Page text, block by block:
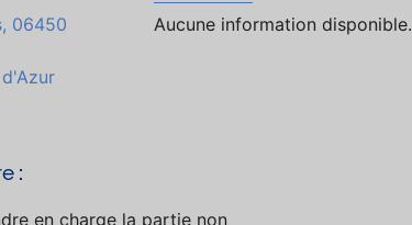
06450
Aucune information disponible.
:
en charge la partie non